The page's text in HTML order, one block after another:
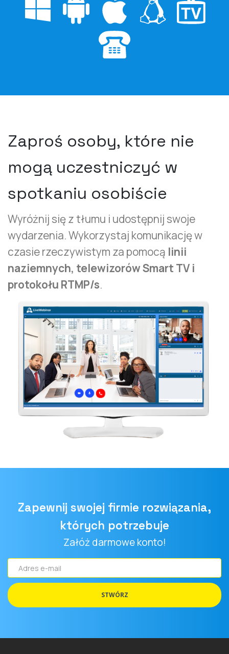
Zaproś osoby, które nie
mogą uczestniczyć w
spotkaniu osobiście
Wyróżnij się z tłumu i udostępnij swoje
wydarzenia. Wykorzystaj komunikację w
czasie rzeczywistym za pomocą linii
naziemnych, telewizorów Smart TV i
protokołu RTMP/s.
Zapewnij swojej firmie rozwiązania,
których potrzebuje
Załóż darmowe konto!
Adres
e-
mail
STWÓRZ